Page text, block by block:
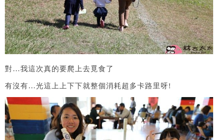
對…我這次真的要爬上去覓食了
有沒有…光這上上下下就整個消耗超多卡路里呀!